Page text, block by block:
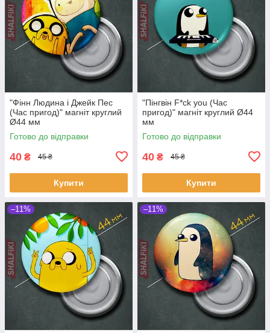
"Фінн Людина і Джейк Пес
(Час пригод)" магніт круглий
Ø44 мм
Готово до відправки
40 ₴ 45 ₴
Купити
"Пінгвін F*ck you (Час
пригод)" магніт круглий Ø44
мм
Готово до відправки
40 ₴ 45 ₴
Купити
–11% –11%